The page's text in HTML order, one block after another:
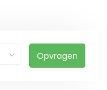
Opvragen